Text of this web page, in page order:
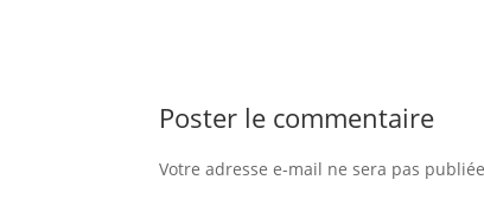
Poster le commentaire
Votre adresse e-mail ne sera pas